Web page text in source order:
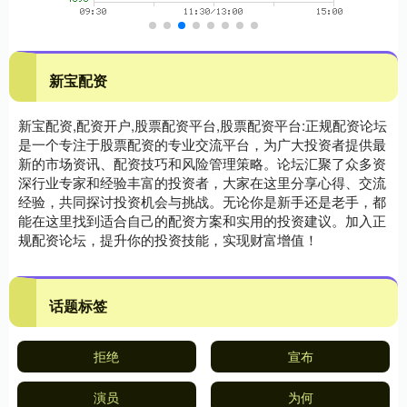
新宝配资
新宝配资,配资开户,股票配资平台,股票配资平台:正规配资论坛
是一个专注于股票配资的专业交流平台，为广大投资者提供最
新的市场资讯、配资技巧和风险管理策略。论坛汇聚了众多资
深行业专家和经验丰富的投资者，大家在这里分享心得、交流
经验，共同探讨投资机会与挑战。无论你是新手还是老手，都
能在这里找到适合自己的配资方案和实用的投资建议。加入正
规配资论坛，提升你的投资技能，实现财富增值！
话题标签
拒绝 宣布
演员 为何